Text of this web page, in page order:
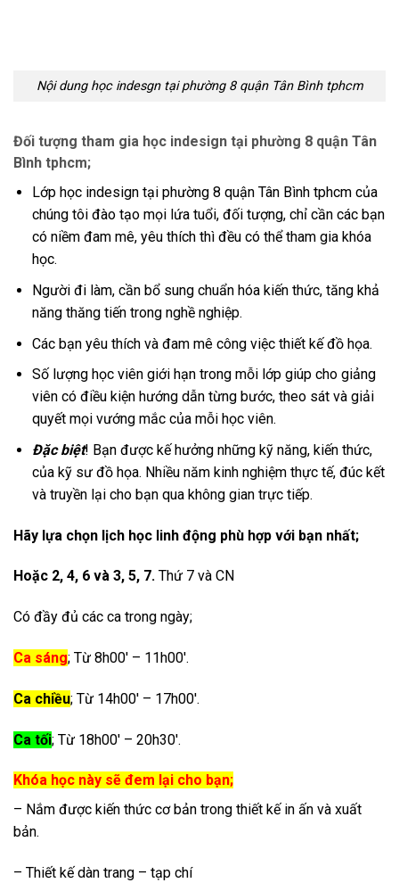
Nội dung học indesgn tại phường 8 quận Tân Bình tphcm
Đối tượng tham gia học indesign tại phường 8 quận Tân
Bình tphcm;
Lớp học indesign tại phường 8 quận Tân Bình tphcm của
chúng tôi đào tạo mọi lứa tuổi, đối tượng, chỉ cần các bạn
có niềm đam mê, yêu thích thì đều có thể tham gia khóa
học.
Người đi làm, cần bổ sung chuẩn hóa kiến thức, tăng khả
năng thăng tiến trong nghề nghiệp.
Các bạn yêu thích và đam mê công việc thiết kế đồ họa.
Số lượng học viên giới hạn trong mỗi lớp giúp cho giảng
viên có điều kiện hướng dẫn từng bước, theo sát và giải
quyết mọi vướng mắc của mỗi học viên.
Đặc biệt! Bạn được kế hưởng những kỹ năng, kiến thức,
của kỹ sư đồ họa. Nhiều năm kinh nghiệm thực tế, đúc kết
và truyền lại cho bạn qua không gian trực tiếp.
Hãy lựa chọn lịch học linh động phù hợp với bạn nhất;
Hoặc 2, 4, 6 và 3, 5, 7. Thứ 7 và CN
Có đầy đủ các ca trong ngày;
Ca sáng; Từ 8h00′ – 11h00′.
Ca chiều; Từ 14h00′ – 17h00′.
Ca tối; Từ 18h00′ – 20h30′.
Khóa học này sẽ đem lại cho bạn;
– Nắm được kiến thức cơ bản trong thiết kế in ấn và xuất
bản.
– Thiết kế dàn trang – tạp chí